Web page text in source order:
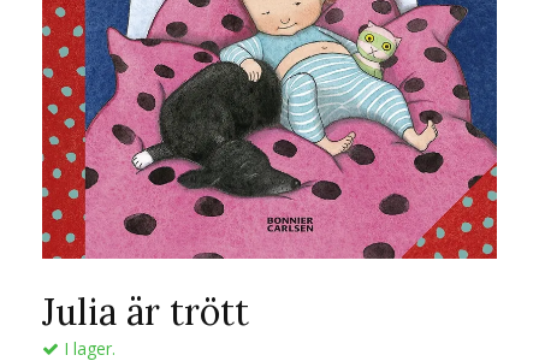
Julia är trött
I lager.